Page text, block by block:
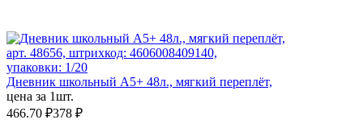
арт. 48656, штрихкод: 4606008409140,
упаковки: 1/20
Дневник школьный А5+ 48л., мягкий переплёт,
цена за 1шт.
466.70 ₽378 ₽